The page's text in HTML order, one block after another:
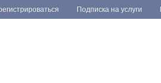
Подписка на услуги